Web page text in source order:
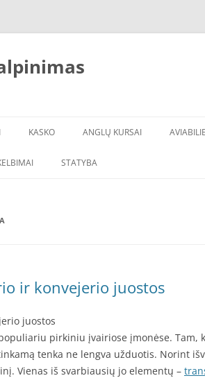
KASKO ANGLŲ KURSAI
STATYBA
ir konvejerio juostos
juostos
pirkiniu įvairiose įmonėse. Tam,
tenka ne lengva užduotis. Norint
Vienas iš svarbiausių jo elementų –